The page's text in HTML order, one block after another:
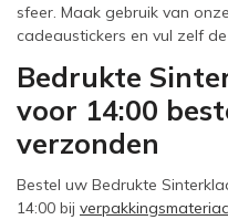
sfeer. Maak gebruik van
cadeaustickers en vul zelf
Bedrukte
voor 14:00
verzonden
Bestel uw Bedrukte
14:00 bij